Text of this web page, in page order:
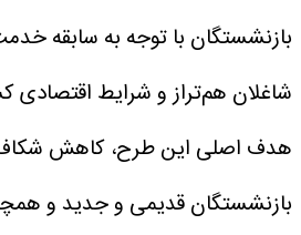
بازنشستگان با توجه به سابقه
شاغلان هم‌تراز و شرایط
هدف اصلی این طرح، کاهش
بازنشستگان قدیمی و جدید و